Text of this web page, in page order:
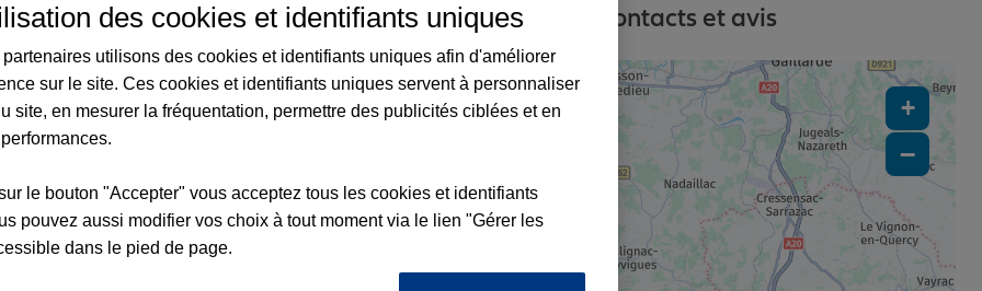
à Cénac-et-Saint-Julien et aux alentours : adresses, contacts et avis
+
−
des cookies et identifiants uniques
partenaires utilisons des cookies et identifiants uniques afin d'améliorer
sur le site. Ces cookies et identifiants uniques servent à personnaliser
site, en mesurer la fréquentation, permettre des publicités ciblées et en
le bouton "Accepter" vous acceptez tous les cookies et identifiants
pouvez aussi modifier vos choix à tout moment via le lien "Gérer les
dans le pied de page.